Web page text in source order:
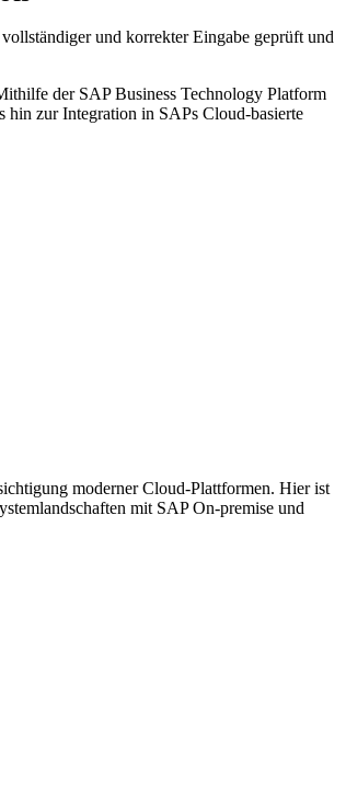
und korrekter Eingabe geprüft und
der SAP Business Technology Platform
hin zur Integration in SAPs Cloud-basierte
moderner Cloud-Plattformen. Hier ist
mit SAP On-premise und